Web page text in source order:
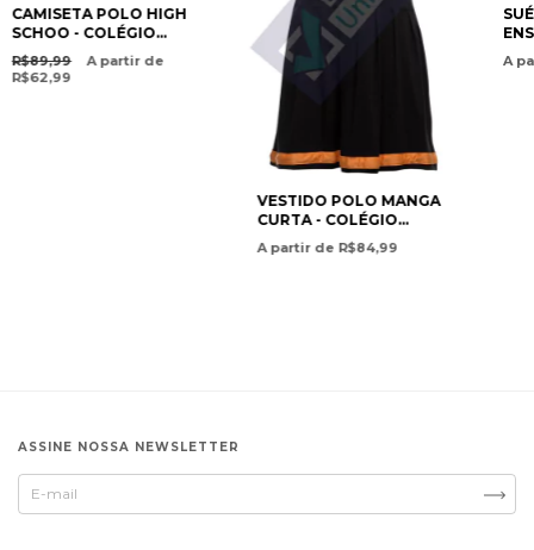
CAMISETA POLO HIGH
SCHOO - COLÉGIO
POSITIVO
R$89,99
A partir de
R$62,99
VESTIDO POLO MANGA
CURTA - COLÉGIO
POSITIVO
A partir de R$84,99
A
ASSINE NOSSA NEWSLETTER